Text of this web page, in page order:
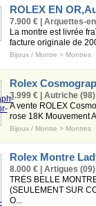
ROLEX EN
7.900 € | Arquettes-
La montre est livrée
facture originale de
Bijoux / Montre > Montres
Rolex
3.999 € | Autriche (98)
A vente ROLEX
rose 18K Mouvement
Bijoux / Montre > Montres
Rolex Montre
8.000 € | Artigues (09)
TRÈS BELLE
(SEULEMENT SUR
O...